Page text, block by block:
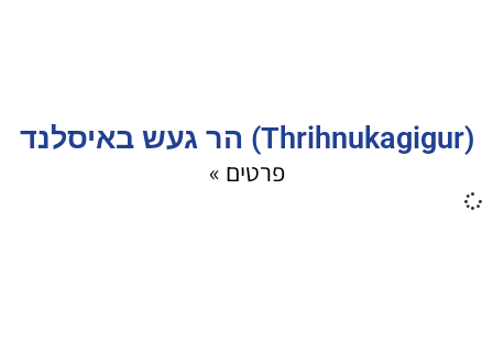
(Thrihnukagigur) הר געש באיסלנד
פרטים »